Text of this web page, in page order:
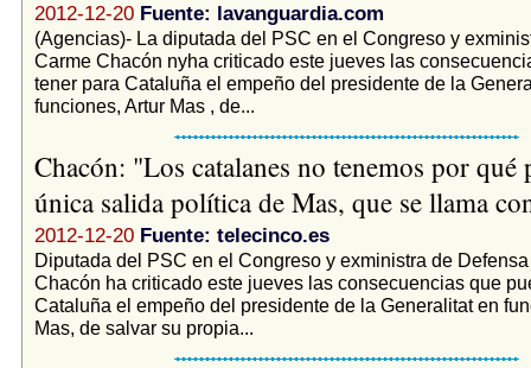
2012-12-20 Fuente: lavanguardia.com
(Agencias)- La diputada del PSC en el Congreso y
Carme Chacón nyha criticado este jueves las
tener para Cataluña el empeño del presidente de la
funciones, Artur Mas , de...
Chacón: "Los catalanes no tenemos por qué
única salida política de Mas, que se llama
2012-12-20 Fuente: telecinco.es
Diputada del PSC en el Congreso y exministra de
Chacón ha criticado este jueves las consecuencias que
Cataluña el empeño del presidente de la Generalitat en
Mas, de salvar su propia...